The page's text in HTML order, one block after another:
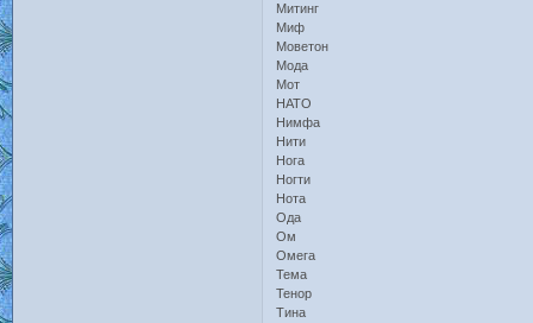
Митинг
Миф
Моветон
Мода
Мот
НАТО
Нимфа
Нити
Нога
Ногти
Нота
Ода
Ом
Омега
Тема
Тенор
Тина